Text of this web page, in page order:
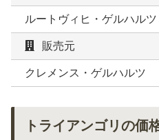
ルートヴィヒ・ゲルハルツ
販売元
クレメンス・ゲルハルツ
トライアンゴリの価